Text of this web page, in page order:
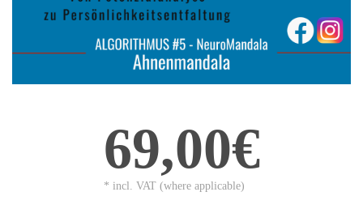
69,00€
* incl. VAT (where applicable)